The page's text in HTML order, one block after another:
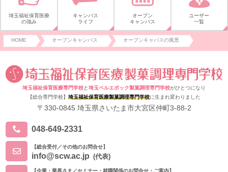
埼玉福祉保育医療
の強み
キャンパス
ライフ
オープン
キャンパス
ユーザー
一覧
HOME オープンキャンパス オープンキャパスの風景
埼玉福祉保育医療専門学校と埼玉ベルエポック製菓調理専門学校がひとつになり
【総合専門学校】 埼玉福祉保育医療製菓調理専門学校に生まれ変わりました
〒330-0845 埼玉県さいたま市大宮区仲町3-88-2
048-649-2331
【総合受付／その他のお問合せ】
info@scw.ac.jp (代表)